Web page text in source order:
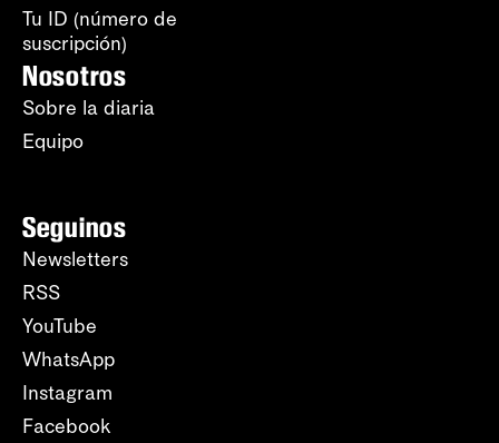
Tu ID (número de
suscripción)
Nosotros
Sobre la diaria
Equipo
Seguinos
Newsletters
RSS
YouTube
WhatsApp
Instagram
Facebook